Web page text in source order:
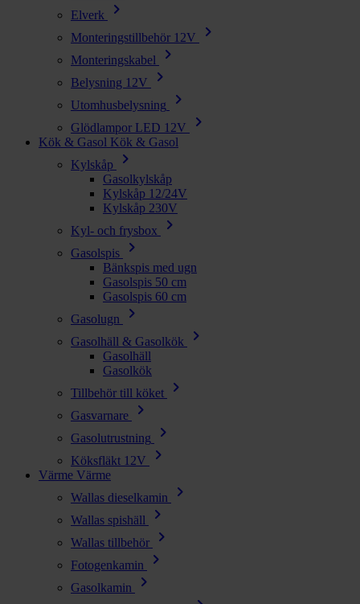
Elverk chevron_right
Monteringstillbehör 12V chevron_right
Monteringskabel chevron_right
Belysning 12V chevron_right
Utomhusbelysning chevron_right
Glödlampor LED 12V chevron_right
Kök & Gasol Kök & Gasol
Kylskåp
chevron_right
Gasolkylskåp
Kylskåp 12/24V
Kylskåp 230V
Kyl- och frysbox
chevron_right
Gasolspis chevron_right
Bänkspis med ugn
Gasolspis 50 cm
Gasolspis 60 cm
Gasolugn
chevron_right
Gasolhäll & Gasolkök chevron_right
Gasolhäll
Gasolkök
Tillbehör till köket
chevron_right
Gasvarnare chevron_right
Gasolutrustning chevron_right
Köksfläkt 12V chevron_right
Värme Värme
Wallas dieselkamin
chevron_right
Wallas spishäll chevron_right
Wallas tillbehör chevron_right
Fotogenkamin chevron_right
Gasolkamin chevron_right